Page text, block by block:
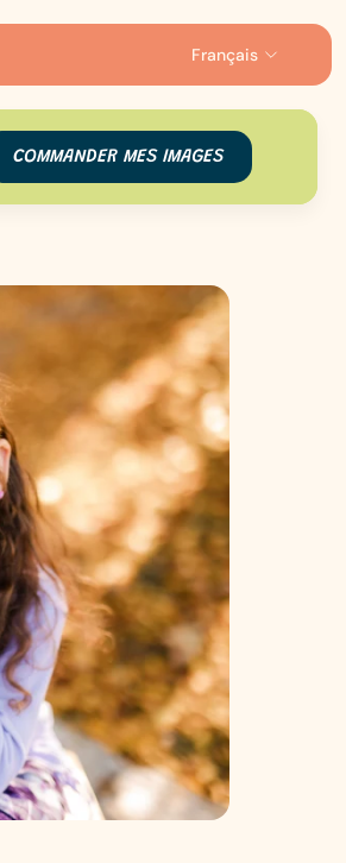
Français
COMMANDER MES IMAGES